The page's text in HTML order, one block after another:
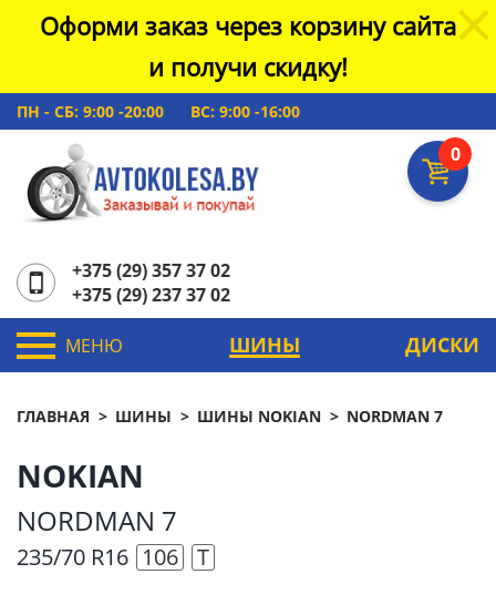
Оформи заказ через корзину сайта
и получи скидку!
ПН - СБ: 9:00 -20:00 ВС: 9:00 -16:00
0
+375 (29) 357 37 02
+375 (29) 237 37 02
МЕНЮ ШИНЫ ДИСКИ
ГЛАВНАЯ ШИНЫ ШИНЫ NOKIAN NORDMAN 7
NOKIAN
NORDMAN 7
235/70 R16 106 T